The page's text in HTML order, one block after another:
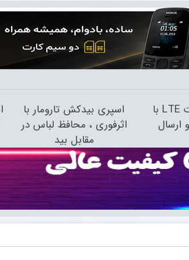
فروش ویژه اینترنت LTE با
ارسال
اسپری بیدکش تارومار با
اثرفوری ، محافظ لباس در
مقابل بید